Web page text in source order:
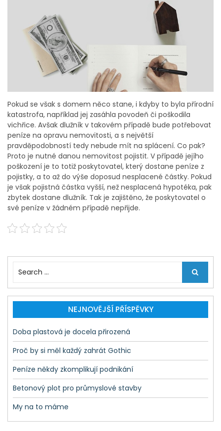
Pokud se však s domem něco stane, i kdyby to byla přírodní
katastrofa, například jej zasáhla povodeň či poškodila
vichřice. Avšak dlužník v takovém případě bude potřebovat
peníze na opravu nemovitosti, a s největší
pravděpodobností tedy nebude mít na splácení. Co pak?
Proto je nutné danou nemovitost pojistit. V případě jejího
poškození je to totiž poskytovatel, který dostane peníze z
pojistky, a to až do výše doposud nesplacené částky. Pokud
je však pojistná částka vyšší, než nesplacená hypotéka, pak
zbytek dostane dlužník. Tak je zajištěno, že poskytovatel o
své peníze v žádném případě nepřijde.
a
r
h
f
r
:
NEJNOVĚJŠÍ PŘÍSPĚVKY
Doba plastová je docela přirozená
Proč by si měl každý zahrát Gothic
Peníze někdy zkomplikují podnikání
Betonový plot pro průmyslové stavby
My na to máme